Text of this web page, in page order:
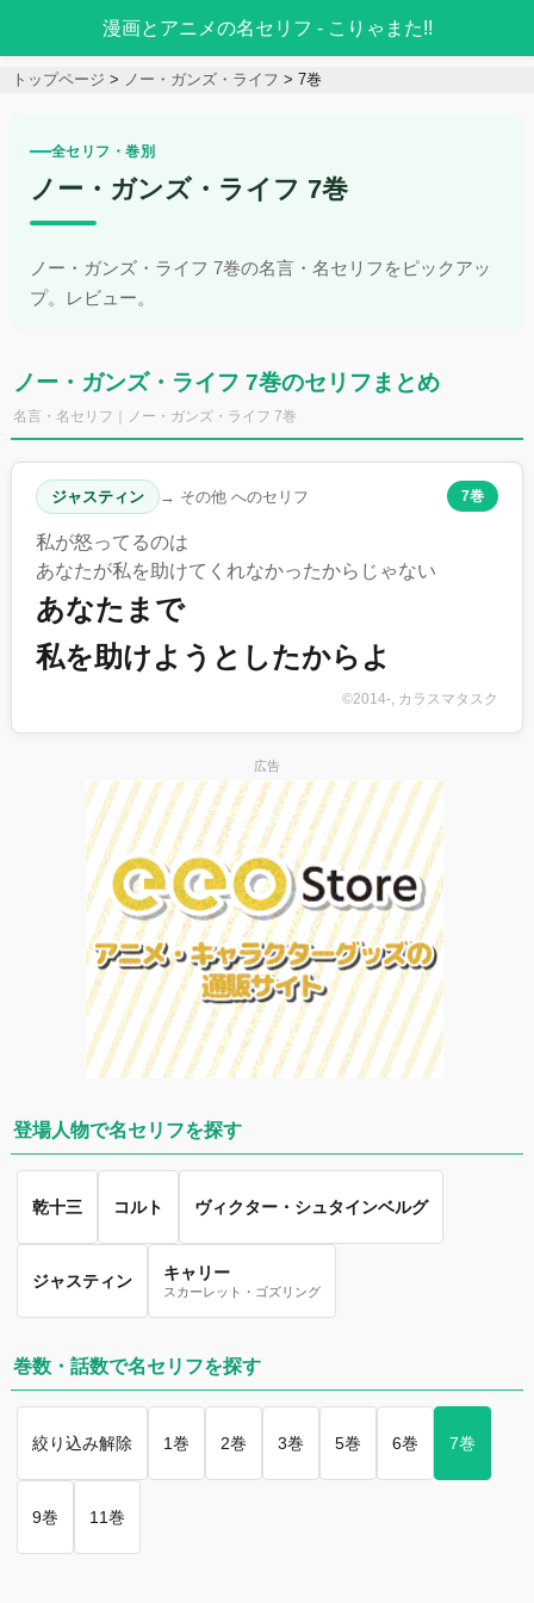
漫画とアニメの名セリフ - こりゃまた!!
トップページ ノー・ガンズ・ライフ 7巻
全セリフ・巻別
ノー・ガンズ・ライフ 7巻
ノー・ガンズ・ライフ 7巻の名言・名セリフをピックアッ
プ。レビュー。
ノー・ガンズ・ライフ 7巻のセリフまとめ
名言・名セリフ｜ノー・ガンズ・ライフ 7巻
ジャスティン → その他 へのセリフ 7巻
私が怒ってるのは
あなたが私を助けてくれなかったからじゃない
あなたまで
私を助けようとしたからよ
©2014-, カラスマタスク
広告
登場人物で名セリフを探す
乾十三 コルト ヴィクター・シュタインベルグ
ジャスティン キャリー
スカーレット・ゴズリング
巻数・話数で名セリフを探す
絞り込み解除 1巻 2巻 3巻 5巻 6巻 7巻
9巻 11巻